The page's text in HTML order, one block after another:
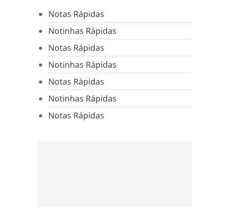
Notas Rápidas
Notinhas Rápidas
Notas Rápidas
Notinhas Rápidas
Notas Rápidas
Notinhas Rápidas
Notas Rápidas